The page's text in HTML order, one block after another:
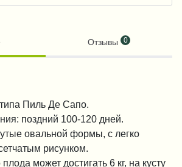
Отзывы 0
Пиль Де Сапо.
поздний 100-120 дней.
овальной формы, с легко
рисунком.
может достигать 6 кг, на кусту